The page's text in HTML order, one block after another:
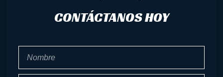
CONTÁCTANOS HOY